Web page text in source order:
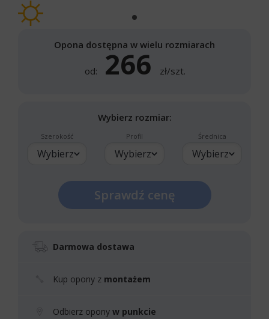
Opona dostępna w wielu rozmiarach
od: 266 zł/szt.
Wybierz rozmiar:
Szerokość
Wybierz
Profil
Wybierz
Średnica
Wybierz
Sprawdź cenę
Darmowa dostawa
Kup opony z montażem
Odbierz opony w punkcie